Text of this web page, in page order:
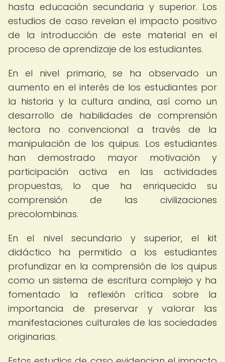
hasta educación secundaria y superior. Los
estudios de caso revelan el impacto positivo
de la introducción de este material en el
proceso de aprendizaje de los estudiantes.
En el nivel primario, se ha observado un
aumento en el interés de los estudiantes por
la historia y la cultura andina, así como un
desarrollo de habilidades de comprensión
lectora no convencional a través de la
manipulación de los quipus. Los estudiantes
han demostrado mayor motivación y
participación activa en las actividades
propuestas, lo que ha enriquecido su
comprensión de las civilizaciones
precolombinas.
En el nivel secundario y superior, el kit
didáctico ha permitido a los estudiantes
profundizar en la comprensión de los quipus
como un sistema de escritura complejo y ha
fomentado la reflexión crítica sobre la
importancia de preservar y valorar las
manifestaciones culturales de las sociedades
originarias.